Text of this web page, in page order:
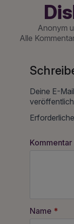
Anonym
Alle
Deine E-
Kommentar
Name *